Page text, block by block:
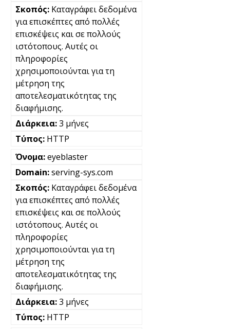
Καταγράφει δεδομένα
για επισκέπτες από πολλές
επισκέψεις και σε πολλούς
ιστότοπους. Αυτές οι
πληροφορίες
χρησιμοποιούνται για τη
μέτρηση της
αποτελεσματικότητας της
διαφήμισης.
3 μήνες
HTTP
eyeblaster
serving-sys.com
Καταγράφει δεδομένα
για επισκέπτες από πολλές
επισκέψεις και σε πολλούς
ιστότοπους. Αυτές οι
πληροφορίες
χρησιμοποιούνται για τη
μέτρηση της
αποτελεσματικότητας της
διαφήμισης.
3 μήνες
HTTP